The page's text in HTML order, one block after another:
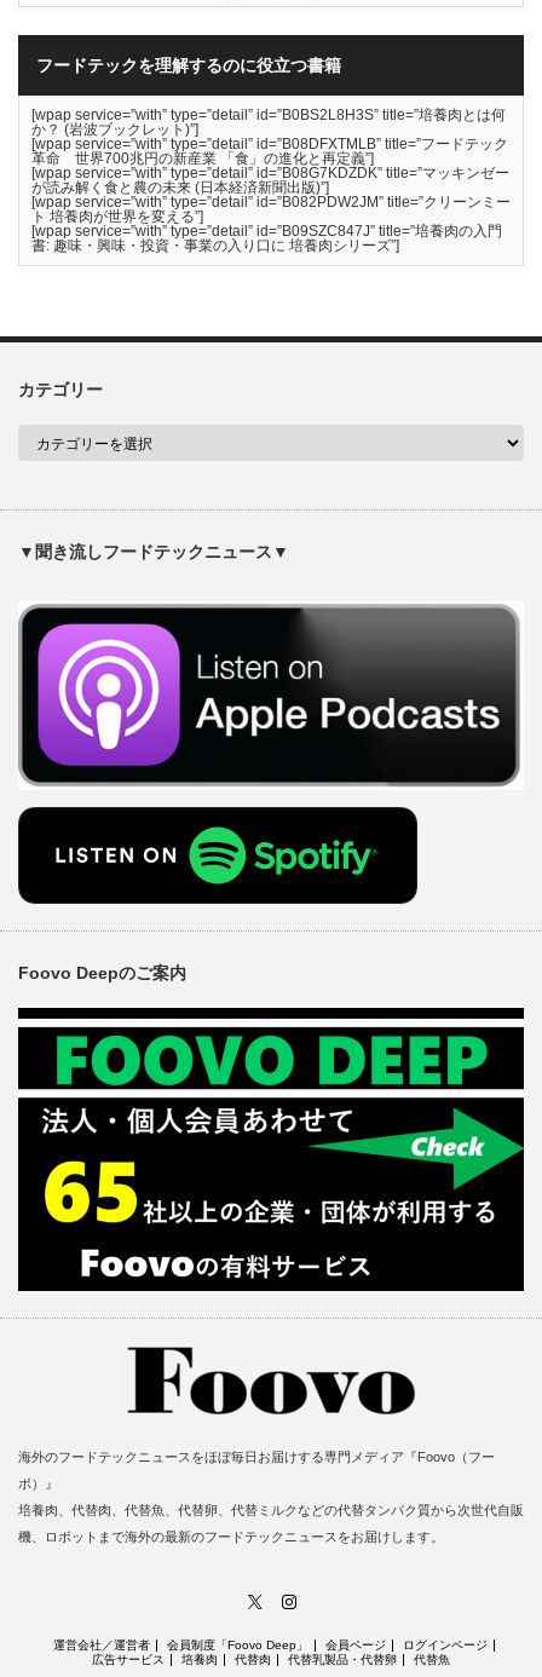
フードテックを理解するのに役立つ書籍
[wpap service=”with” type=”detail” id=”B0BS2L8H3S” title=”培養肉とは何
か？ (岩波ブックレット)”]
[wpap service=”with” type=”detail” id=”B08DFXTMLB” title=”フードテック
革命 世界700兆円の新産業 「食」の進化と再定義”]
[wpap service=”with” type=”detail” id=”B08G7KDZDK” title=”マッキンゼー
が読み解く食と農の未来 (日本経済新聞出版)”]
[wpap service=”with” type=”detail” id=”B082PDW2JM” title=”クリーンミー
ト 培養肉が世界を変える”]
[wpap service=”with” type=”detail” id=”B09SZC847J” title=”培養肉の入門
書: 趣味・興味・投資・事業の入り口に 培養肉シリーズ”]
カテゴリー
▼聞き流しフードテックニュース▼
Foovo Deepのご案内
海外のフードテックニュースをほぼ毎日お届けする専門メディア『Foovo（フー
ボ）』
培養肉、代替肉、代替魚、代替卵、代替ミルクなどの代替タンパク質から次世代自販
機、ロボットまで海外の最新のフードテックニュースをお届けします。
運営会社／運営者 会員制度「Foovo Deep」 会員ページ
ログインページ
広告サービス
培養肉 代替肉 代替乳製品・代替卵 代替魚